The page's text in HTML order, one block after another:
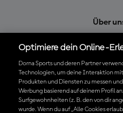
Über
Cookie-
Optimiere dein Online-
Dorna Sports und deren Partner
Technologien, um deine Interaktion
Produkten und Diensten zu messen
Werbung basierend auf deinem Profil
Surfgewohnheiten (z. B. den von dir
wurde. Wenn du auf „Alle Cookies